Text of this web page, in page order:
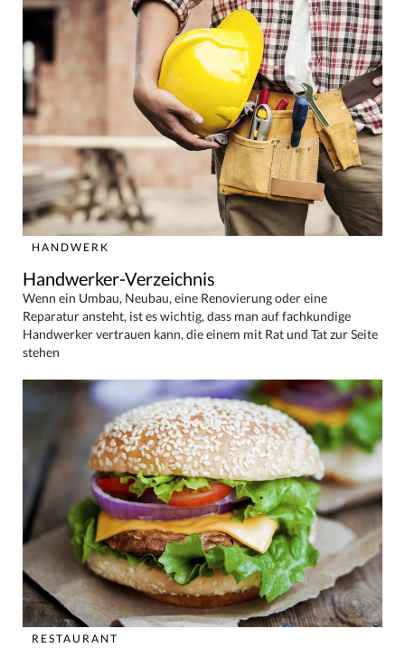
HANDWERK
Handwerker-Verzeichnis
Wenn ein Umbau, Neubau, eine Renovierung oder eine
Reparatur ansteht, ist es wichtig, dass man auf fachkundige
Handwerker vertrauen kann, die einem mit Rat und Tat zur Seite
stehen
RESTAURANT